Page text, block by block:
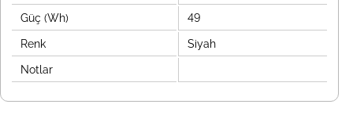
Güç (Wh) 49
Renk Siyah
Notlar